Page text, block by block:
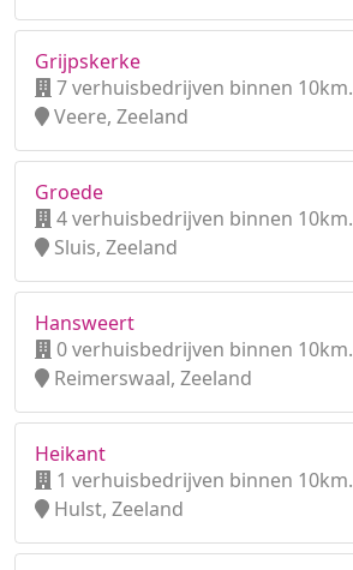
Grijpskerke
7 verhuisbedrijven binnen 10km.
Veere, Zeeland
Groede
4 verhuisbedrijven binnen 10km.
Sluis, Zeeland
Hansweert
0 verhuisbedrijven binnen 10km.
Reimerswaal, Zeeland
Heikant
1 verhuisbedrijven binnen 10km.
Hulst, Zeeland